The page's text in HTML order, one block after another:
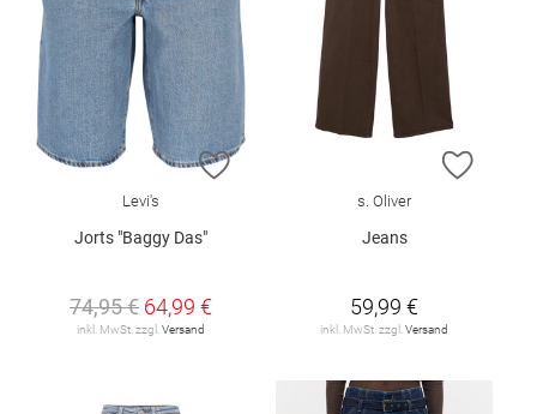
ZUR WUNSCHLISTE HINZUFÜGEN
Levi's
Jorts "Baggy Das"
74,95 € 64,99 €
inkl. MwSt. zzgl. Versand
ZUR
s. Oliver
Jeans
59,99 €
inkl. MwSt. zzgl. Versand